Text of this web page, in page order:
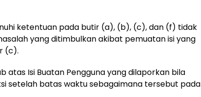
ketentuan pada butir (a), (b), (c), dan (f) tidak
yang ditimbulkan akibat pemuatan isi yang
(c).
atas Isi Buatan Pengguna yang dilaporkan bila
setelah batas waktu sebagaimana tersebut pada